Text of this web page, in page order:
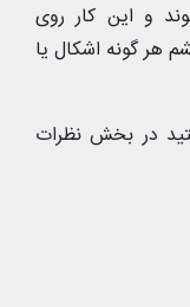
و این کار روی
هر گونه اشکال یا
در بخش نظرات